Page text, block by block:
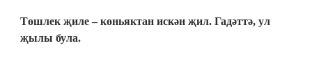
Төшлек җиле – көньяктан искән җил. Гадәттә, ул
җылы була.